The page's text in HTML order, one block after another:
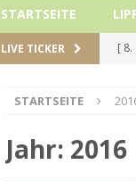
STARTSEITE
LIVE TICKER [
[ 5.
[ 2.
STARTSEITE
Jahr: 2016